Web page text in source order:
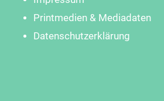
Printmedien & Mediadaten
Datenschutzerklärung